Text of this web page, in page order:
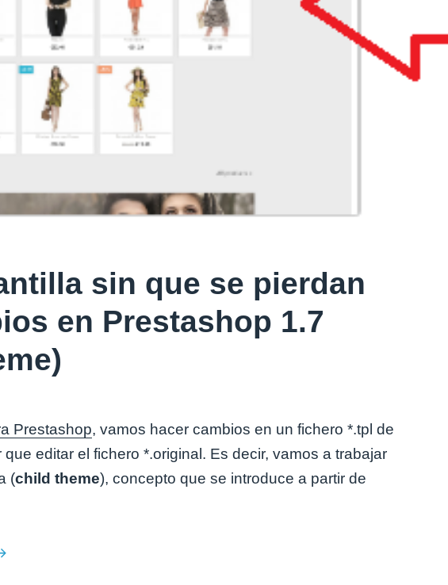
sin que se pierdan
en Prestashop 1.7
Prestashop, vamos hacer cambios en un fichero *.tpl de
que editar el fichero *.original. Es decir, vamos a trabajar
(child theme), concepto que se introduce a partir de
plantilla sin que se pierdan los cambios en Prestashop 1.7